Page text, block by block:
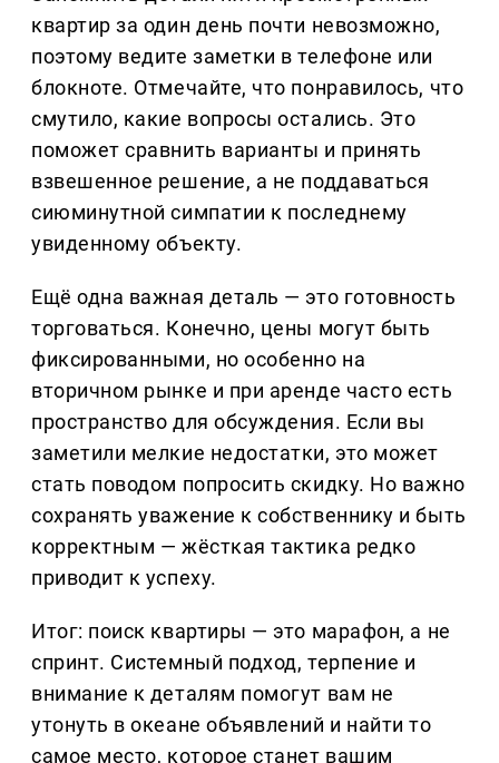
квартир за один день почти невозможно,
поэтому ведите заметки в телефоне или
блокноте. Отмечайте, что понравилось, что
смутило, какие вопросы остались. Это
поможет сравнить варианты и принять
взвешенное решение, а не поддаваться
сиюминутной симпатии к последнему
увиденному объекту.
Ещё одна важная деталь — это готовность
торговаться. Конечно, цены могут быть
фиксированными, но особенно на
вторичном рынке и при аренде часто есть
пространство для обсуждения. Если вы
заметили мелкие недостатки, это может
стать поводом попросить скидку. Но важно
сохранять уважение к собственнику и быть
корректным — жёсткая тактика редко
приводит к успеху.
Итог: поиск квартиры — это марафон, а не
спринт. Системный подход, терпение и
внимание к деталям помогут вам не
утонуть в океане объявлений и найти то
самое место, которое станет вашим